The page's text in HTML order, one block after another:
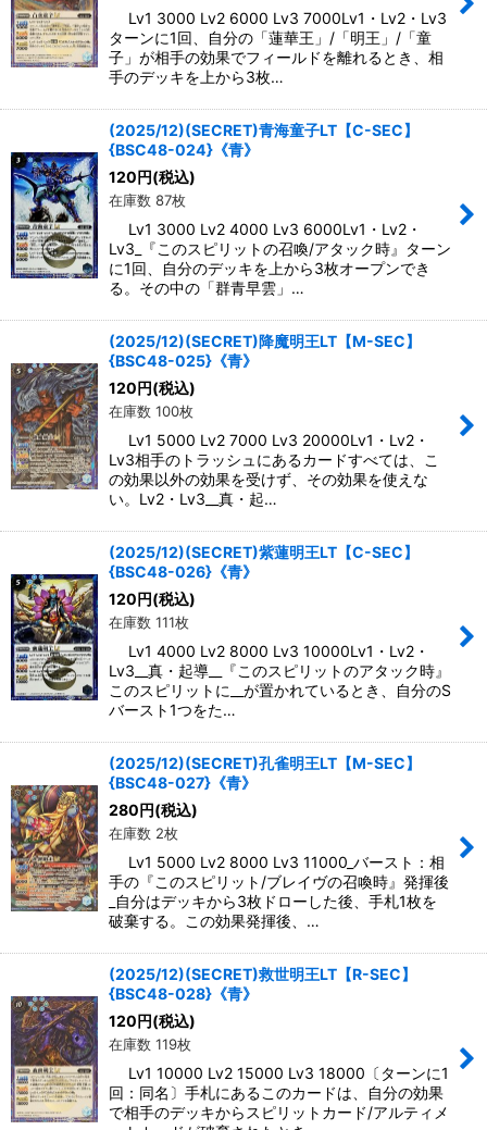
Lv1 3000 Lv2 6000 Lv3 7000Lv1・Lv2・Lv3
ターンに1回、自分の「蓮華王」/「明王」/「童
子」が相手の効果でフィールドを離れるとき、相
手のデッキを上から3枚…
(2025/12)(SECRET)青海童子LT【C-SEC】
{BSC48-024}《青》
120 円(税込)
在庫数 87枚
Lv1 3000 Lv2 4000 Lv3 6000Lv1・Lv2・
Lv3_『このスピリットの召喚/アタック時』ターン
に1回、自分のデッキを上から3枚オープンでき
る。その中の「群青早雲」…
(2025/12)(SECRET)降魔明王LT【M-SEC】
{BSC48-025}《青》
120 円(税込)
在庫数 100枚
Lv1 5000 Lv2 7000 Lv3 20000Lv1・Lv2・
Lv3相手のトラッシュにあるカードすべては、こ
の効果以外の効果を受けず、その効果を使えな
い。Lv2・Lv3__真・起…
(2025/12)(SECRET)紫蓮明王LT【C-SEC】
{BSC48-026}《青》
120 円(税込)
在庫数 111枚
Lv1 4000 Lv2 8000 Lv3 10000Lv1・Lv2・
Lv3__真・起導__『このスピリットのアタック時』
このスピリットに__が置かれているとき、自分のS
バースト1つをた…
(2025/12)(SECRET)孔雀明王LT【M-SEC】
{BSC48-027}《青》
280 円(税込)
在庫数 2枚
Lv1 5000 Lv2 8000 Lv3 11000_バースト：相
手の『このスピリット/ブレイヴの召喚時』発揮後
_自分はデッキから3枚ドローした後、手札1枚を
破棄する。この効果発揮後、…
(2025/12)(SECRET)救世明王LT【R-SEC】
{BSC48-028}《青》
120 円(税込)
在庫数 119枚
Lv1 10000 Lv2 15000 Lv3 18000〔ターンに1
回：同名〕手札にあるこのカードは、自分の効果
で相手のデッキからスピリットカード/アルティメ